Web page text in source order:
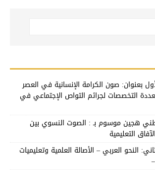
بعنوان: صون الكرامة الإنسانية في العصر
التخصصات لجرائم التواص الإجتماعي في
هجين موسوم بـ : الصوت النسوي بين
التعليمية
النحو العربي – الأصالة العلمية وتعليميات